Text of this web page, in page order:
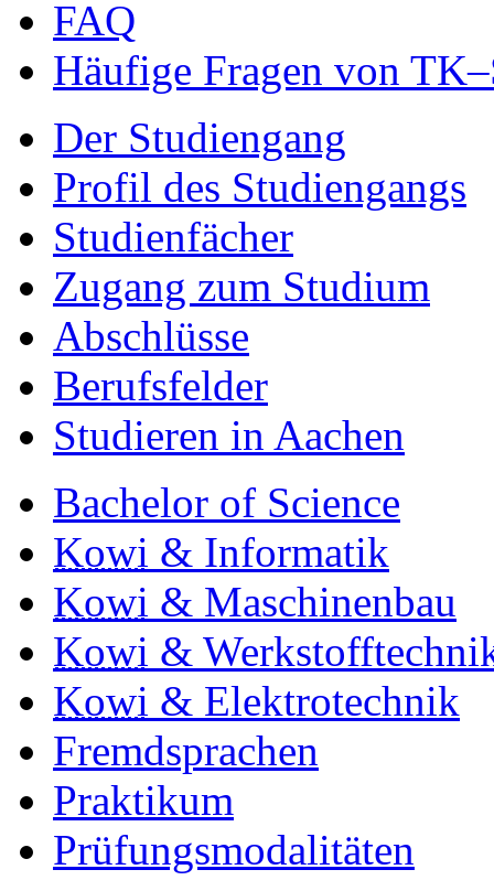
FAQ
Häufige Fragen von
Der Studiengang
Profil des Studiengangs
Studienfächer
Zugang zum Studium
Abschlüsse
Berufsfelder
Studieren in Aachen
Bachelor of Science
Kowi & Informatik
Kowi & Maschinenbau
Kowi &
Kowi & Elektrotechnik
Fremdsprachen
Praktikum
Prüfungsmodalitäten